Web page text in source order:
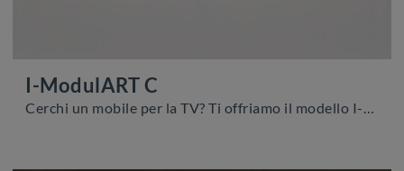
I-ModulART C
Cerchi un mobile per la TV? Ti offriamo il modello I-ModulART C di Presotto in melaminico, perfetto per spazi moderni.